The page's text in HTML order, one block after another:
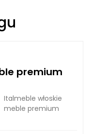
premium
Italmeble włoskie
meble premium